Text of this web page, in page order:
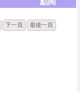
點閱
下一頁 最後一頁